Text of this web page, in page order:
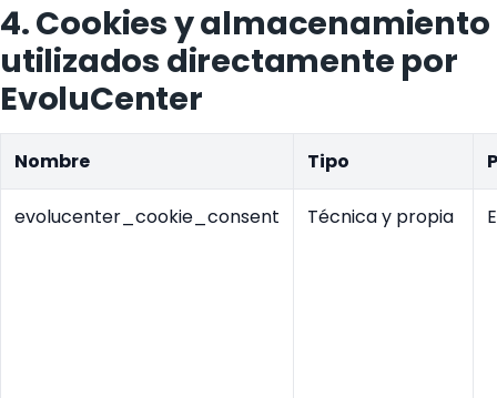
4. Cookies y almacenamiento
utilizados directamente por
EvoluCenter
Nombre Tipo
evolucenter_cookie_consent Técnica y propia